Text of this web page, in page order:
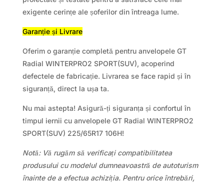
exigente cerințe ale șoferilor din întreaga lume.
Garanție și Livrare
Oferim o garanție completă pentru anvelopele GT
Radial WINTERPRO2 SPORT(SUV), acoperind
defectele de fabricație. Livrarea se face rapid și în
siguranță, direct la ușa ta.
Nu mai astepta! Asigură-ți siguranța și confortul în
timpul iernii cu anvelopele GT Radial WINTERPRO2
SPORT(SUV) 225/65R17 106H!
Notă: Vă rugăm să verificați compatibilitatea
produsului cu modelul dumneavoastră de autoturism
înainte de a efectua achiziția. Pentru orice întrebări,